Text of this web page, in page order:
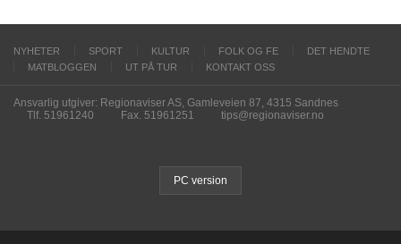
NYHETER SPORT KULTUR FOLK OG FE
DET HENDTE
MATBLOGGEN
UT PÅ TUR KONTAKT OSS
Ansvarlig utgiver: Regionaviser AS, Gamleveien 87, 4315 Sandnes
Tlf. 51961240
Fax. 51961251 tips@regionaviser.no
PC version